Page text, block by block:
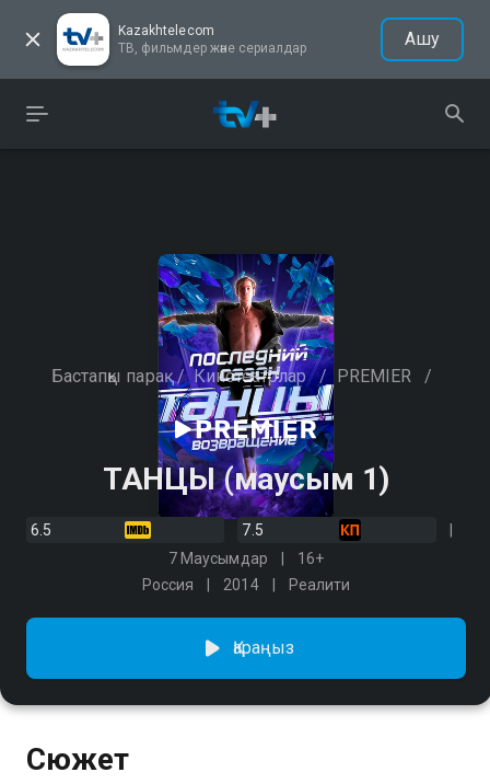
Kazakhtelecom
ТВ, фильмдер және сериалдар
Ашу
Бастапқы парақ / Кинотеатрлар / PREMIER /
ТАНЦЫ (маусым 1)
6.5
7.5
7 Маусымдар
16+
Россия
2014 Реалити
Қараңыз
Сюжет